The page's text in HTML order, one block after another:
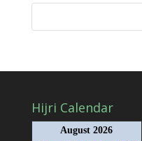
Hijri Calendar
August 2026